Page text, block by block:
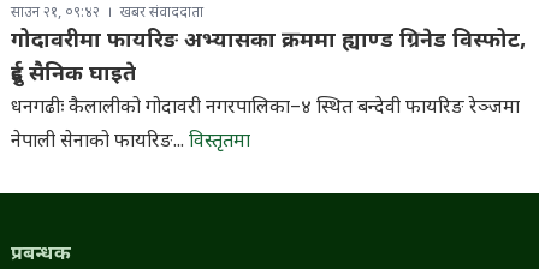
साउन २१, ०९:४२ खबर संवाददाता
गोदावरीमा फायरिङ अभ्यासका क्रममा ह्याण्ड ग्रिनेड विस्फोट,
दुई सैनिक घाइते
धनगढीः कैलालीको गोदावरी नगरपालिका–४ स्थित बन्देवी फायरिङ रेञ्जमा
नेपाली सेनाको फायरिङ... विस्तृतमा
प्रबन्धक